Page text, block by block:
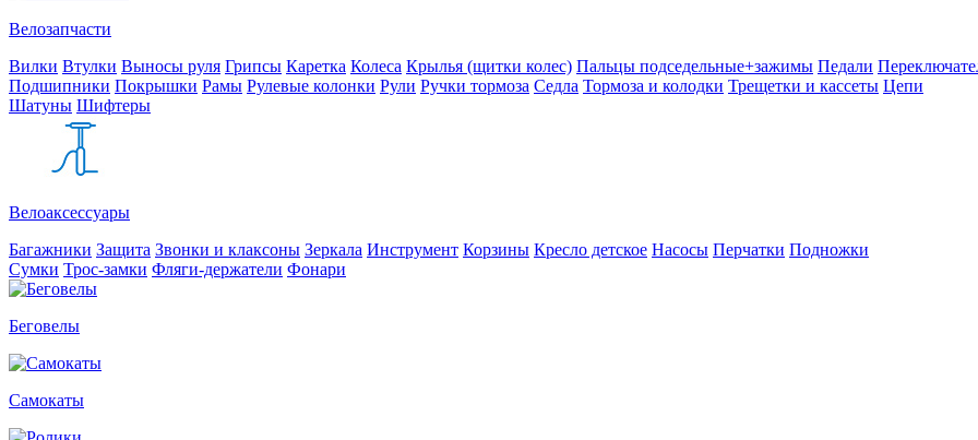
Велозапчасти
Вилки Втулки Выносы руля Грипсы Каретка Колеса Крылья (щитки колес) Пальцы подседельные+зажимы Педали
Подшипники Покрышки Рамы Рулевые колонки Рули Ручки тормоза Седла Тормоза и колодки Трещетки и кассеты Цепи
Шатуны Шифтеры
Велоаксессуары
Багажники Защита Звонки и клаксоны Зеркала Инструмент Корзины Кресло детское Насосы Перчатки Подножки
Сумки Трос-замки Фляги-держатели Фонари
Беговелы
Самокаты